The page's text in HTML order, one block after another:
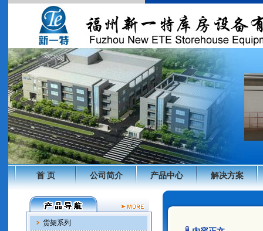
首 页 公司简介 产品中心 解决方案
货架系列